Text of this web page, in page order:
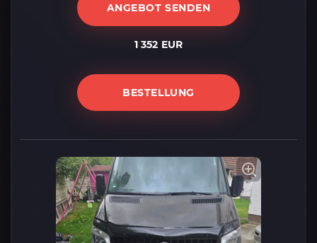
ANGEBOT SENDEN
1 352 EUR
BESTELLUNG